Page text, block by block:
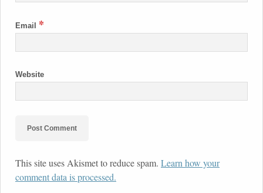
Email *
Website
This site uses Akismet to reduce spam. Learn how your
comment data is processed.